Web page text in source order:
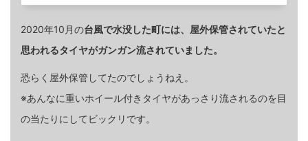
2020年10月の台風で水没した町には、屋外保管されていたと
思われるタイヤがガンガン流されていました。
恐らく屋外保管してたのでしょうねえ。
※あんなに重いホイール付きタイヤがあっさり流されるのを目
の当たりにしてビックリです。